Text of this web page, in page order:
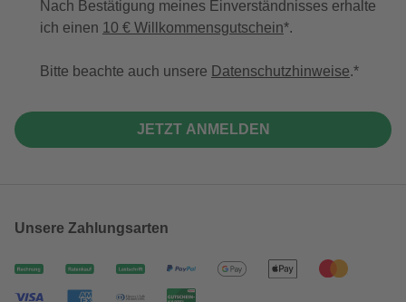
Nach Bestätigung meines Einverständnisses erhalte
ich einen 10 € Willkommensgutschein*.
Bitte beachte auch unsere Datenschutzhinweise.
JETZT ANMELDEN
Unsere Zahlungsarten